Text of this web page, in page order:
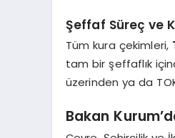
Şeffaf Süreç ve
Tüm kura çekimleri,
tam bir şeffaflık
üzerinden ya da
Bakan